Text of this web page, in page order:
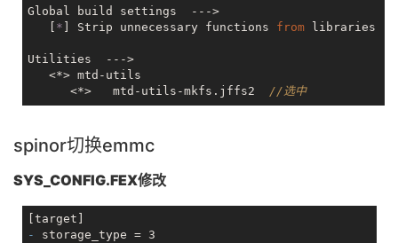
Global build settings  --->
* ] Strip unnecessary functions from libraries
Utilities  --->
   <*> mtd-utils
      <*>   mtd-utils-mkfs.jffs2
//选中
spinor切换emmc
SYS_CONFIG.FEX修改
-